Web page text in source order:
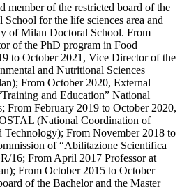
member of the restricted board of the
for the life sciences area and
of Milan Doctoral School. From
of the PhD program in Food
to October 2021, Vice Director of the
and Nutritional Sciences
From October 2020, External
and Education” National
From February 2019 to October 2020,
(National Coordination of
Technology); From November 2018 to
of “Abilitazione Scientifica
16; From April 2017 Professor at
From October 2015 to October
of the Bachelor and the Master